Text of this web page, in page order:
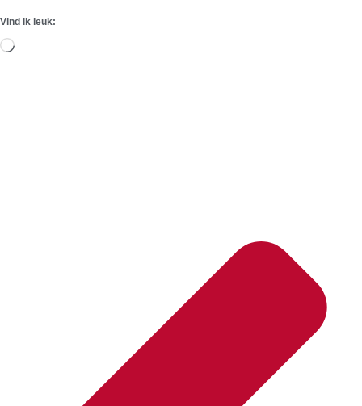
Vind ik leuk:
Aan